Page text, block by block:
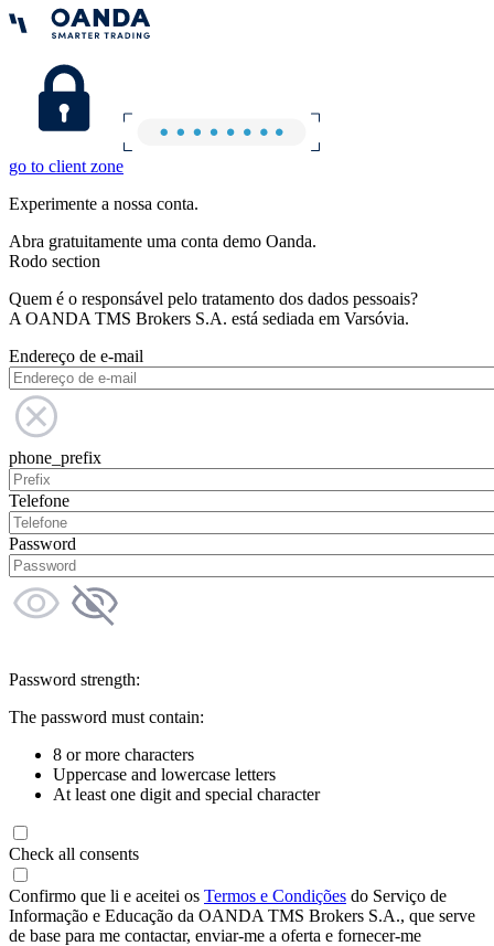
go to client zone
Experimente a nossa conta.
Abra gratuitamente uma conta demo Oanda.
Rodo section
Quem é o responsável pelo tratamento dos dados pessoais?
A OANDA TMS Brokers S.A. está sediada em Varsóvia.
Endereço de e-mail
phone_prefix
Telefone
Password
Password strength:
The password must contain:
8 or more characters
Uppercase and lowercase letters
At least one digit and special character
Check all consents
Confirmo que li e aceitei os Termos e Condições do Serviço de
Informação e Educação da OANDA TMS Brokers S.A., que serve
de base para me contactar, enviar-me a oferta e fornecer-me